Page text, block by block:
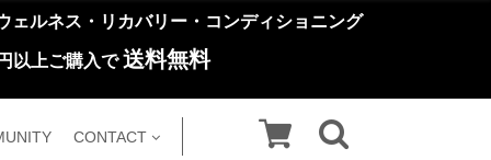
ェルネス・リカバリー・コンディショニング
以上ご購入で 送料無料
CONTACT